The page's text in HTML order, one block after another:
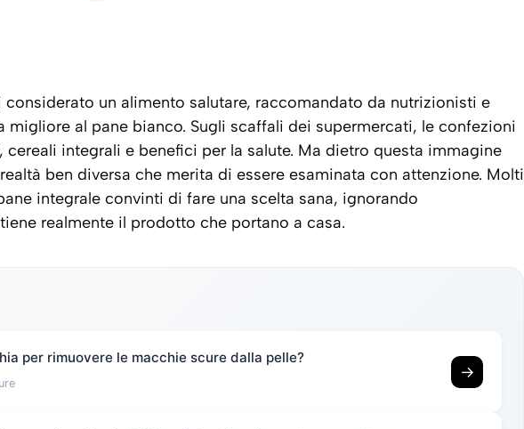
considerato un alimento salutare, raccomandato da nutrizionisti e
al pane bianco. Sugli scaffali dei supermercati, le confezioni
, cereali integrali e benefici per la salute. Ma dietro questa immagine
ben diversa che merita di essere esaminata con attenzione. Molti
integrale convinti di fare una scelta sana, ignorando
realmente il prodotto che portano a casa.
per rimuovere le macchie scure dalla pelle?
→